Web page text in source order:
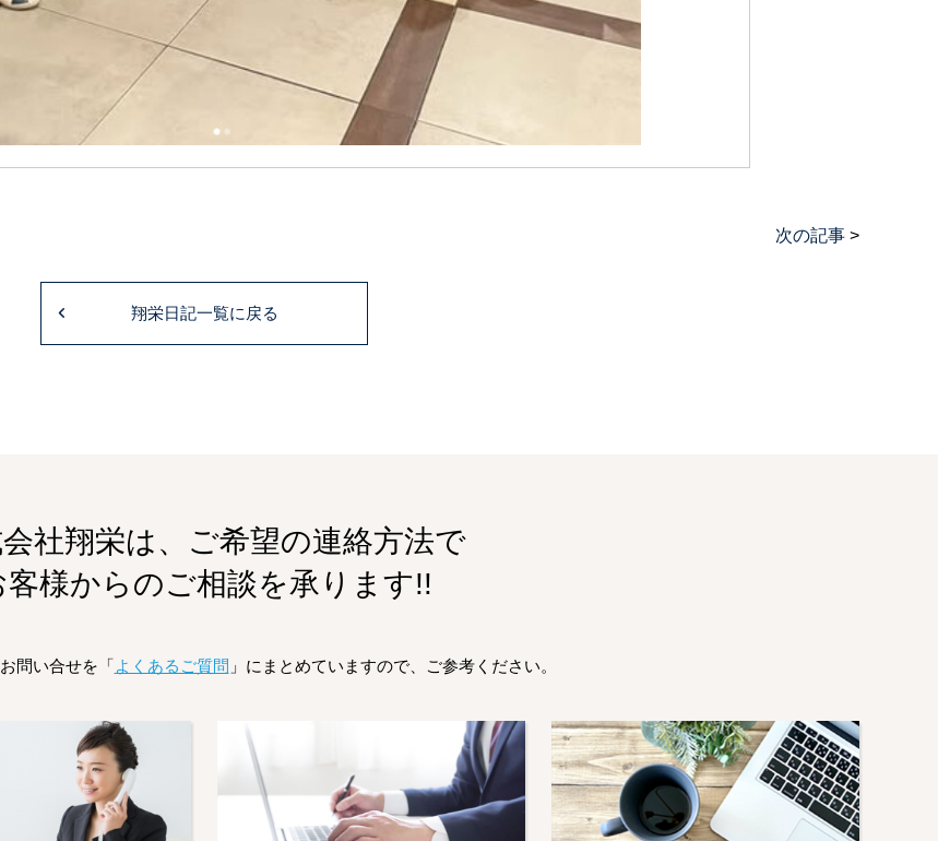
次の記事 >
翔栄日記一覧に戻る
社翔栄は、ご希望の連絡方法で
客様からのご相談を承ります!!
問い合せを「よくあるご質問 」にまとめていますので、ご参考ください。